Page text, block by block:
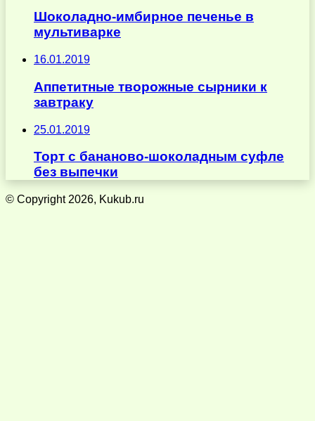
Шоколадно-имбирное печенье в
мультиварке
16.01.2019
Аппетитные творожные сырники к
завтраку
25.01.2019
Торт с бананово-шоколадным суфле
без выпечки
© Copyright 2026, Kukub.ru